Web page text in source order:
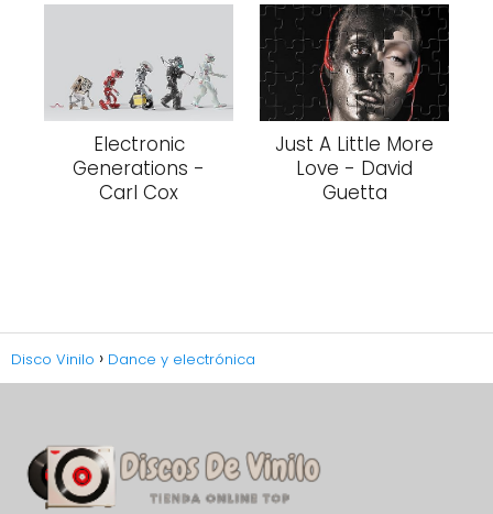
Electronic
Generations -
Carl Cox
Just A Little More
Love - David
Guetta
Disco Vinilo Dance y electrónica